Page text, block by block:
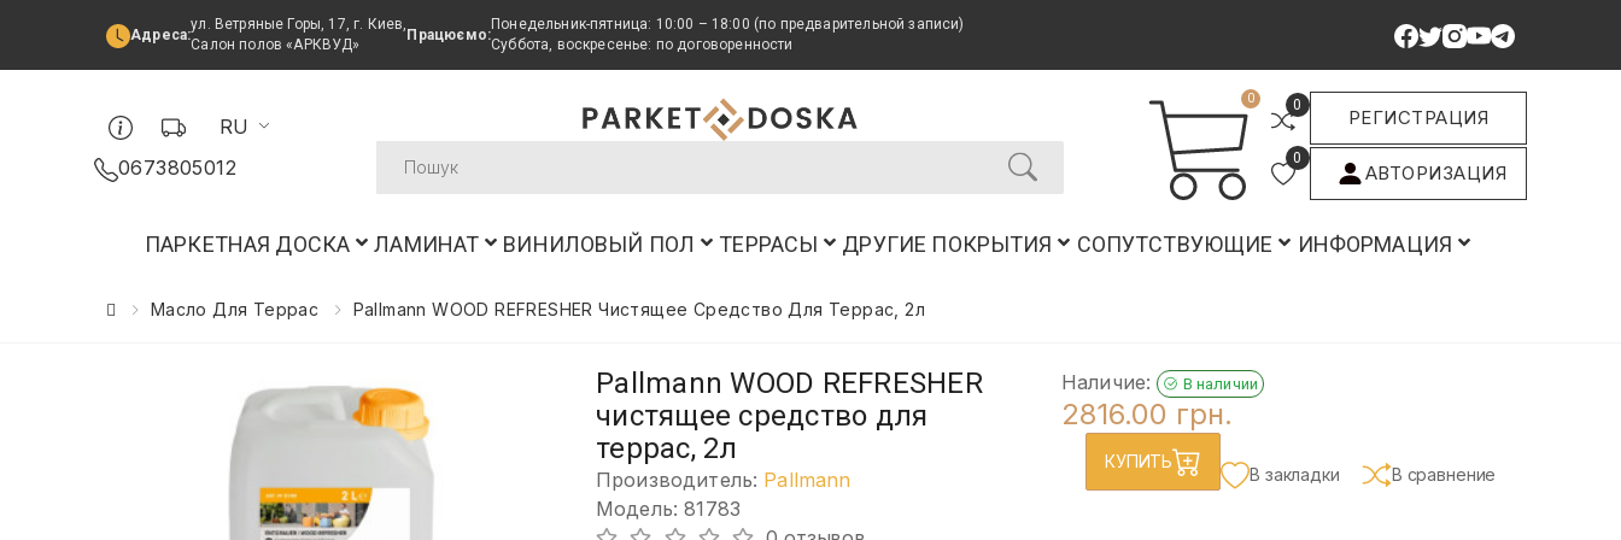
Адреса:
ул. Ветряные Горы, 17, г. Киев,
Салон полов «АРКВУД»
Працюємо:
Понедельник-пятница: 10:00 – 18:00 (по предварительной записи)
Суббота, воскресенье: по договоренности
RU
0673805012
0 0
0
РЕГИСТРАЦИЯ
АВТОРИЗАЦИЯ
ПАРКЕТНАЯ ДОСКА ЛАМИНАТ ВИНИЛОВЫЙ ПОЛ ТЕРРАСЫ ДРУГИЕ ПОКРЫТИЯ СОПУТСТВУЮЩИЕ ИНФОРМАЦИЯ
Масло Для Террас Pallmann WOOD REFRESHER Чистящее Средство Для Террас, 2л
Pallmann WOOD REFRESHER
чистящее средство для
террас, 2л
Производитель: Pallmann
Модель: 81783
Наличие: В наличии
2816.00 грн.
КУПИТЬ
В закладки В сравнение